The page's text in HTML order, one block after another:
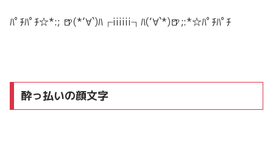
ﾊﾟﾁﾊﾟﾁ☆*:; 🍺(*’∀`)ﾊ┌iiiiii┐ﾊ(‘∀`*)🍺;:*☆ﾊﾟﾁﾊﾟﾁ
酔っ払いの顔文字